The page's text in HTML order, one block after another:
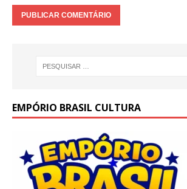
EMPÓRIO BRASIL CULTURA